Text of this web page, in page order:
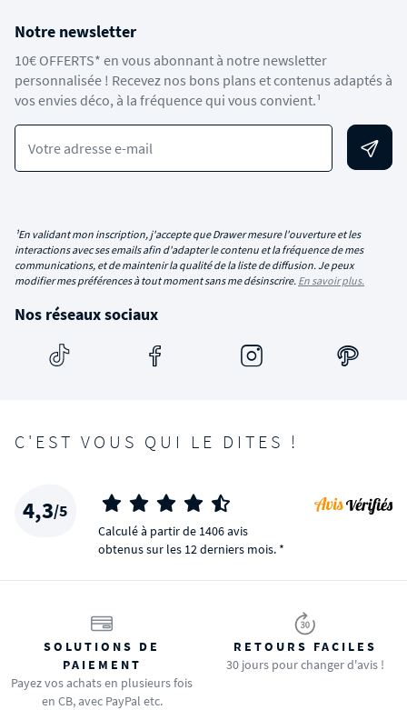
Notre newsletter
10€ OFFERTS* en vous abonnant à notre newsletter
personnalisée ! Recevez nos bons plans et contenus adaptés à
vos envies déco, à la fréquence qui vous convient.¹
Votre adresse e-mail
¹En validant mon inscription, j'accepte que Drawer mesure l'ouverture et les
interactions avec ses emails afin d'adapter le contenu et la fréquence de mes
communications, et de maintenir la qualité de la liste de diffusion. Je peux
modifier mes préférences à tout moment sans me désinscrire. En savoir plus.
Nos réseaux sociaux
C'EST VOUS QUI LE DITES !
4,3/5
Calculé à partir de 1406 avis
obtenus sur les 12 derniers mois. *
SOLUTIONS DE
PAIEMENT
Payez vos achats en plusieurs fois
en CB, avec PayPal etc.
RETOURS FACILES
30 jours pour changer d'avis !